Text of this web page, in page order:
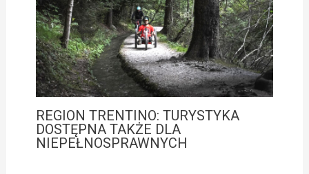
REGION TRENTINO: TURYSTYKA
DOSTĘPNA TAKŻE DLA
NIEPEŁNOSPRAWNYCH